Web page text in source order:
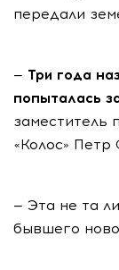
передали
— Три года
попыталась
заместитель
«Колос» Петр
— Эта не та
бывшего